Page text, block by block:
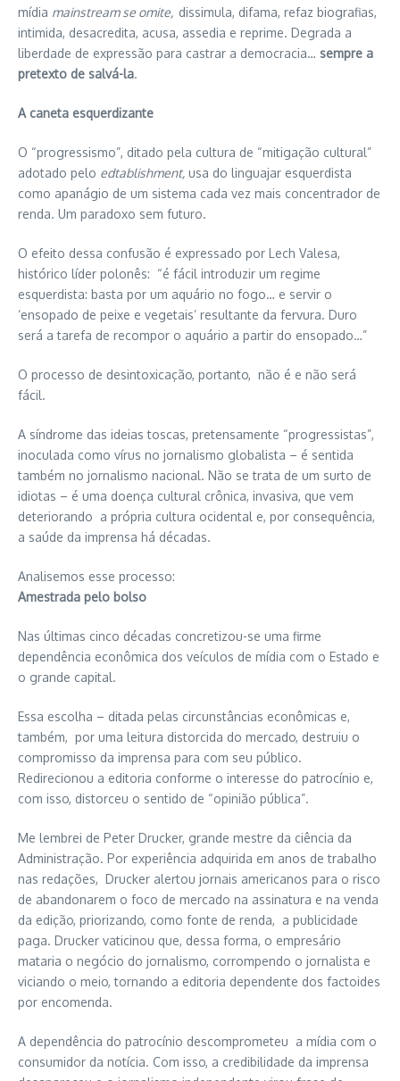
mídia mainstream se omite, dissimula, difama, refaz biografias,
intimida, desacredita, acusa, assedia e reprime. Degrada a
liberdade de expressão para castrar a democracia… sempre a
pretexto de salvá-la.
A caneta esquerdizante
O “progressismo”, ditado pela cultura de “mitigação cultural”
adotado pelo edtablishment, usa do linguajar esquerdista
como apanágio de um sistema cada vez mais concentrador de
renda. Um paradoxo sem futuro.
O efeito dessa confusão é expressado por Lech Valesa,
histórico líder polonês: “é fácil introduzir um regime
esquerdista: basta por um aquário no fogo… e servir o
‘ensopado de peixe e vegetais’ resultante da fervura. Duro
será a tarefa de recompor o aquário a partir do ensopado…”
O processo de desintoxicação, portanto, não é e não será
fácil.
A síndrome das ideias toscas, pretensamente “progressistas”,
inoculada como vírus no jornalismo globalista – é sentida
também no jornalismo nacional. Não se trata de um surto de
idiotas – é uma doença cultural crônica, invasiva, que vem
deteriorando a própria cultura ocidental e, por consequência,
a saúde da imprensa há décadas.
Analisemos esse processo:
Amestrada pelo bolso
Nas últimas cinco décadas concretizou-se uma firme
dependência econômica dos veículos de mídia com o Estado e
o grande capital.
Essa escolha – ditada pelas circunstâncias econômicas e,
também, por uma leitura distorcida do mercado, destruiu o
compromisso da imprensa para com seu público.
Redirecionou a editoria conforme o interesse do patrocínio e,
com isso, distorceu o sentido de “opinião pública”.
Me lembrei de Peter Drucker, grande mestre da ciência da
Administração. Por experiência adquirida em anos de trabalho
nas redações, Drucker alertou jornais americanos para o risco
de abandonarem o foco de mercado na assinatura e na venda
da edição, priorizando, como fonte de renda, a publicidade
paga. Drucker vaticinou que, dessa forma, o empresário
mataria o negócio do jornalismo, corrompendo o jornalista e
viciando o meio, tornando a editoria dependente dos factoides
por encomenda.
A dependência do patrocínio descomprometeu a mídia com o
consumidor da notícia. Com isso, a credibilidade da imprensa